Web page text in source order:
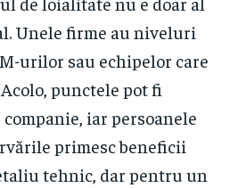
Unele firme au niveluri
urilor sau echipelor care
punctele pot fi
iar persoanele
primesc beneficii
tehnic, dar pentru un